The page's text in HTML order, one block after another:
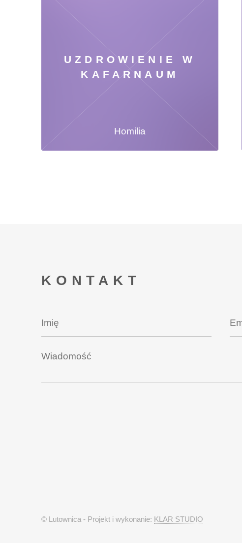
UZDROWIENIE W
KAFARNAUM
Homilia
KONTAKT
© Lutownica - Projekt i wykonanie: KLAR STUDIO